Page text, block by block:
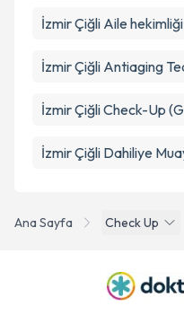
Ana Sayfa Check Up
İzmir Çiğli Aile hekimliği
İzmir Çiğli Antiaging
İzmir Çiğli Check-Up
İzmir Çiğli Dahiliye